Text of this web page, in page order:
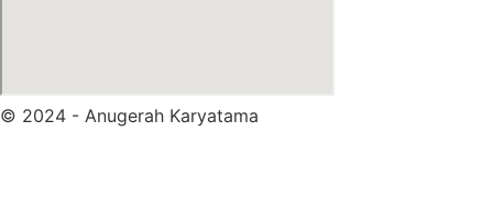
© 2024 - Anugerah Karyatama